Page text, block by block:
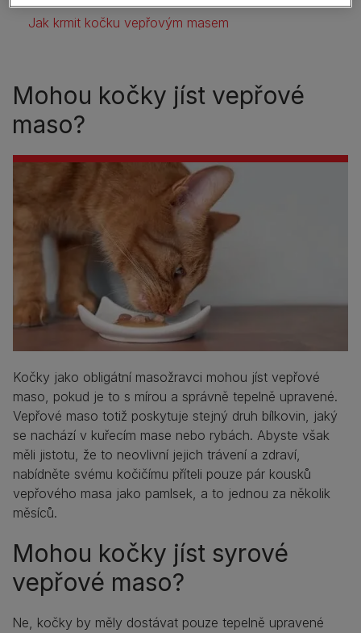
Jak krmit kočku vepřovým masem
Mohou kočky jíst vepřové
maso?
Kočky jako obligátní masožravci mohou jíst vepřové
maso, pokud je to s mírou a správně tepelně upravené.
Vepřové maso totiž poskytuje stejný druh bílkovin, jaký
se nachází v kuřecím mase nebo rybách. Abyste však
měli jistotu, že to neovlivní jejich trávení a zdraví,
nabídněte svému kočičímu příteli pouze pár kousků
vepřového masa jako pamlsek, a to jednou za několik
měsíců.
Mohou kočky jíst syrové
vepřové maso?
Ne, kočky by měly dostávat pouze tepelně upravené